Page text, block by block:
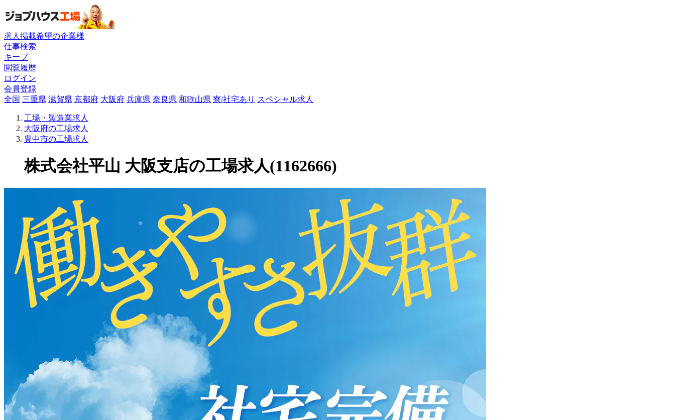
求人掲載希望の企業様
仕事検索
キープ
閲覧履歴
ログイン
会員登録
全国 三重県 滋賀県 京都府 大阪府 兵庫県 奈良県 和歌山県 寮/社宅あり スペシャル求人
工場・製造業求人
大阪府の工場求人
豊中市の工場求人
株式会社平山 大阪支店の工場求人(1162666)